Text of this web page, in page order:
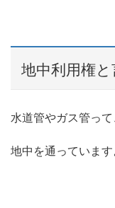
地中利用権と
水道管やガス管って
地中を通っています